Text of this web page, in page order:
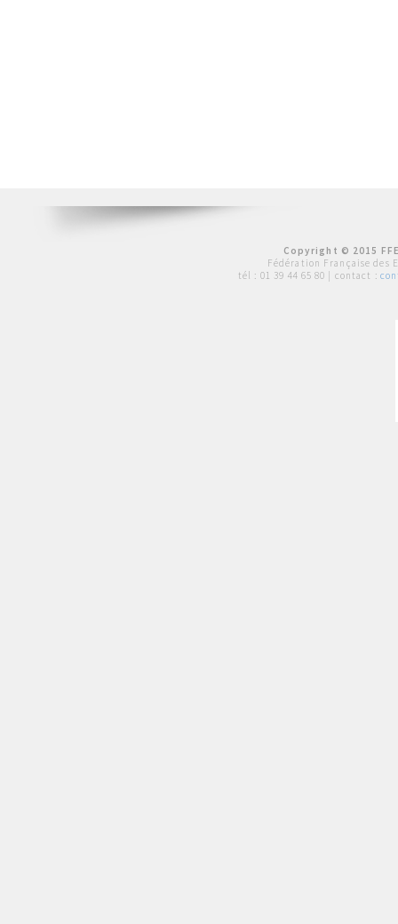
Copyright © 2015
Fédération Française des
tél : 01 39 44 65 80 | contact :